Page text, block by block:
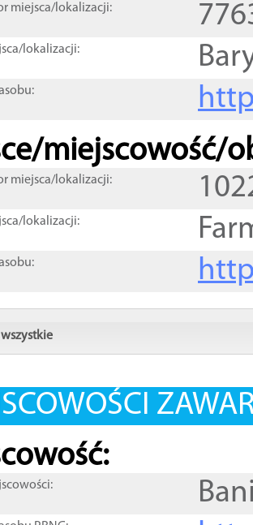
miejsca/lokalizacji:
lokalizacji:
miejscowość/
miejsca/lokalizacji:
lokalizacji:
wszystkie